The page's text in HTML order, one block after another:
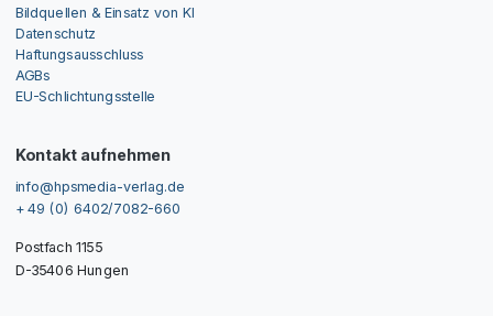
Bildquellen & Einsatz von KI
Datenschutz
Haftungsausschluss
AGBs
EU-Schlichtungsstelle
Kontakt aufnehmen
info@hpsmedia-verlag.de
+ 49 (0) 6402/7082-660
Postfach 1155
D-35406 Hungen